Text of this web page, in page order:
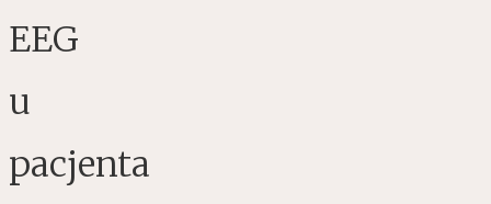
EEG
u
pacjenta